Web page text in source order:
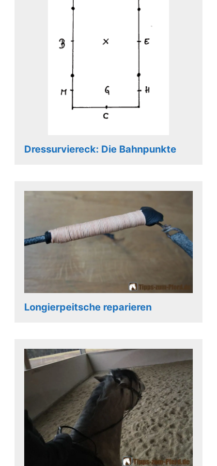
Dressurviereck: Die Bahnpunkte
Longierpeitsche reparieren